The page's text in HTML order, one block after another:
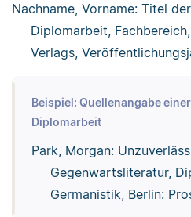
Nachname, Vorname: Titel
Diplomarbeit,
Verlags,
Beispiel: Quellenangabe
Diplomarbeit
Park, Morgan:
Gegenwartsliteratur,
Germanistik, Berlin: